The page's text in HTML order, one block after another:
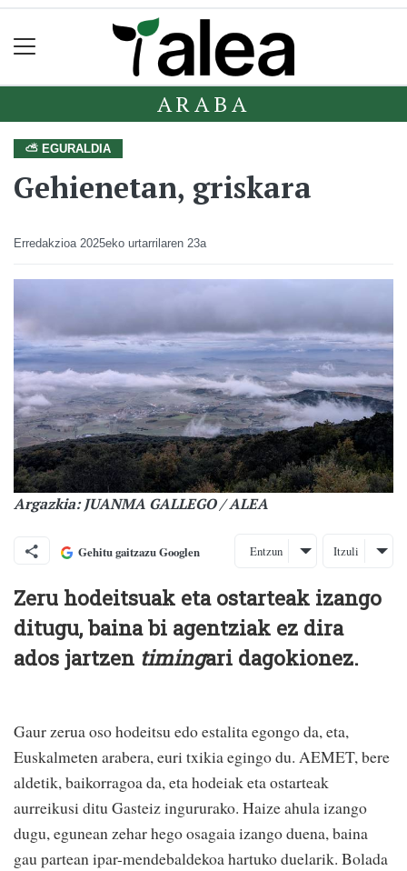
ARABA
⛅ EGURALDIA
Gehienetan, griskara
Erredakzioa 2025eko urtarrilaren 23a
Argazkia: JUANMA GALLEGO / ALEA
Gehitu gaitzazu Googlen Entzun Itzuli
Zeru hodeitsuak eta ostarteak izango
ditugu, baina bi agentziak ez dira
ados jartzen timingari dagokionez.
Gaur zerua oso hodeitsu edo estalita egongo da, eta,
Euskalmeten arabera, euri txikia egingo du. AEMET, bere
aldetik, baikorragoa da, eta hodeiak eta ostarteak
aurreikusi ditu Gasteiz ingururako. Haize ahula izango
dugu, egunean zehar hego osagaia izango duena, baina
gau partean ipar-mendebaldekoa hartuko duelarik. Bolada